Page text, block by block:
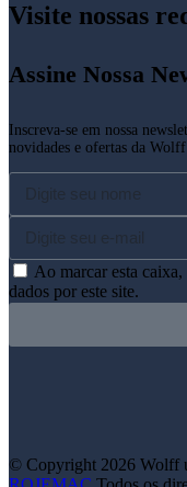
Visite nossas
Assine Nossa
Inscreva-se em nossa
novidades e ofertas da
Ao marcar esta
dados por este site.
© Copyright 2026 Wolff